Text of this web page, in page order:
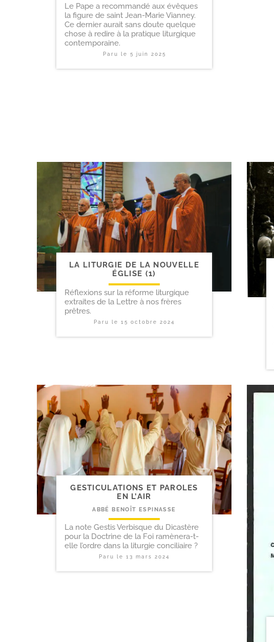
Le Pape a recommandé aux évêques
la figure de saint Jean-Marie Vianney.
Ce dernier aurait sans doute quelque
chose à redire à la pratique liturgique
contemporaine.
Paru le 5 juin 2025
LA LITURGIE DE LA NOUVELLE
ÉGLISE (1)
Réflexions sur la réforme liturgique
extraites de la Lettre à nos frères
prêtres.
Paru le 15 octobre 2024
GESTICULATIONS ET PAROLES
EN L’AIR
ABBÉ BENOÎT ESPINASSE
La note Gestis Verbisque du Dicastère
pour la Doctrine de la Foi ramènera-t-
elle l’ordre dans la liturgie conciliaire ?
Paru le 13 mars 2024